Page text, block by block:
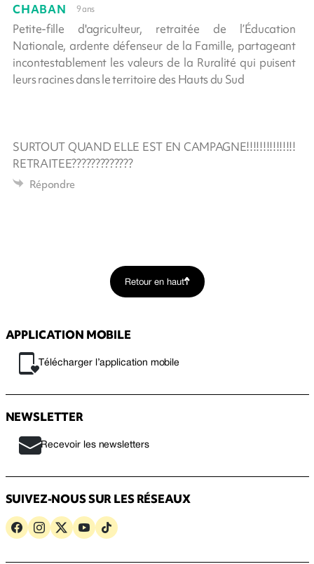
CHABAN 9 ans
Petite-fille d'agriculteur, retraitée de l’Éducation
Nationale, ardente défenseur de la Famille, partageant
incontestablement les valeurs de la Ruralité qui puisent
leurs racines dans le territoire des Hauts du Sud
SURTOUT QUAND ELLE EST EN CAMPAGNE!!!!!!!!!!!!!!!
RETRAITEE?????????????
Répondre
Retour en haut
APPLICATION MOBILE
Télécharger l’application mobile
NEWSLETTER
Recevoir les newsletters
SUIVEZ-NOUS SUR LES RÉSEAUX